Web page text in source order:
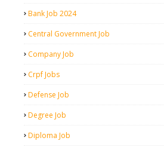
Bank Job 2024
Central Government Job
Company Job
Crpf Jobs
Defense Job
Degree Job
Diploma Job